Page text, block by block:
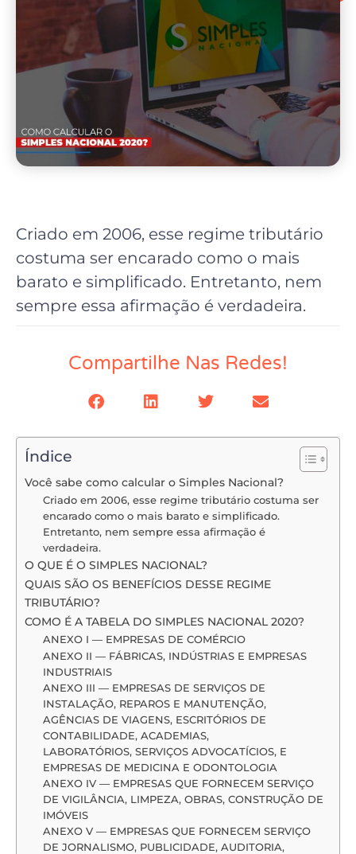
Criado em 2006, esse regime tributário
costuma ser encarado como o mais
barato e simplificado. Entretanto, nem
sempre essa afirmação é verdadeira.
Compartilhe Nas Redes!
Índice
Você sabe como calcular o Simples Nacional?
Criado em 2006, esse regime tributário costuma ser
encarado como o mais barato e simplificado.
Entretanto, nem sempre essa afirmação é
verdadeira.
O QUE É O SIMPLES NACIONAL?
QUAIS SÃO OS BENEFÍCIOS DESSE REGIME
TRIBUTÁRIO?
COMO É A TABELA DO SIMPLES NACIONAL 2020?
ANEXO I — EMPRESAS DE COMÉRCIO
ANEXO II — FÁBRICAS, INDÚSTRIAS E EMPRESAS
INDUSTRIAIS
ANEXO III — EMPRESAS DE SERVIÇOS DE
INSTALAÇÃO, REPAROS E MANUTENÇÃO,
AGÊNCIAS DE VIAGENS, ESCRITÓRIOS DE
CONTABILIDADE, ACADEMIAS,
LABORATÓRIOS, SERVIÇOS ADVOCATÍCIOS, E
EMPRESAS DE MEDICINA E ODONTOLOGIA
ANEXO IV — EMPRESAS QUE FORNECEM SERVIÇO
DE VIGILÂNCIA, LIMPEZA, OBRAS, CONSTRUÇÃO DE
IMÓVEIS
ANEXO V — EMPRESAS QUE FORNECEM SERVIÇO
DE JORNALISMO, PUBLICIDADE, AUDITORIA,